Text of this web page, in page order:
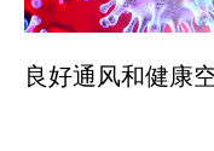
良好通风和健康